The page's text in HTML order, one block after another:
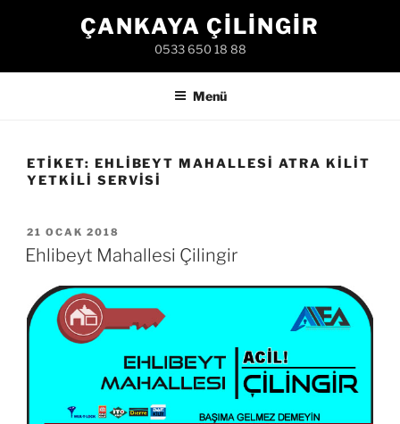
ÇANKAYA ÇILINGIR
0533 650 18 88
Menü
ETIKET: EHLIBEYT MAHALLESI ATRA KILIT
YETKILI SERVISI
YAYIM
TARIHI
21 OCAK 2018
Ehlibeyt Mahallesi Çilingir